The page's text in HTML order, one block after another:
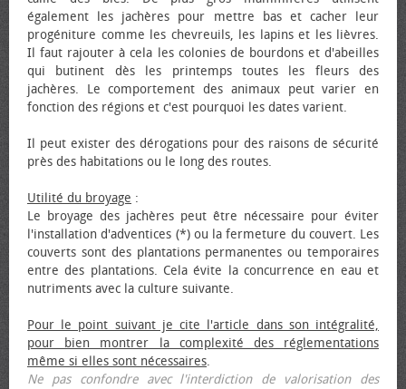
également les jachères pour mettre bas et cacher leur
progéniture comme les chevreuils, les lapins et les lièvres.
Il faut rajouter à cela les colonies de bourdons et d'abeilles
qui butinent dès les printemps toutes les fleurs des
jachères. Le comportement des animaux peut varier en
fonction des régions et c'est pourquoi les dates varient.
Il peut exister des dérogations pour des raisons de sécurité
près des habitations ou le long des routes.
Utilité du broyage :
Le broyage des jachères peut être nécessaire pour éviter
l'installation d'adventices (*) ou la fermeture du couvert. Les
couverts sont des plantations permanentes ou temporaires
entre des plantations. Cela évite la concurrence en eau et
nutriments avec la culture suivante.
Pour le point suivant je cite l'article dans son intégralité,
pour bien montrer la complexité des réglementations
même si elles sont nécessaires.
Ne pas confondre avec l'interdiction de valorisation des